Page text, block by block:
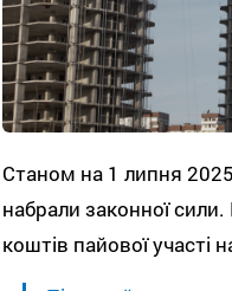
Станом на 1 липня
набрали законної
коштів пайової участі